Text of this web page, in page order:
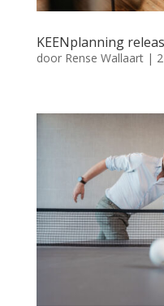
KEENplanning
door Rense Wallaart|